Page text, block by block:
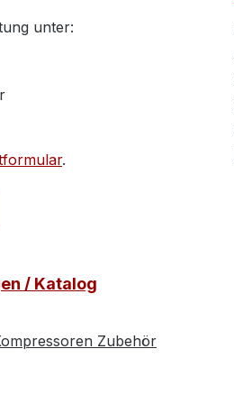
unter:
.
/ Katalog
Zubehör